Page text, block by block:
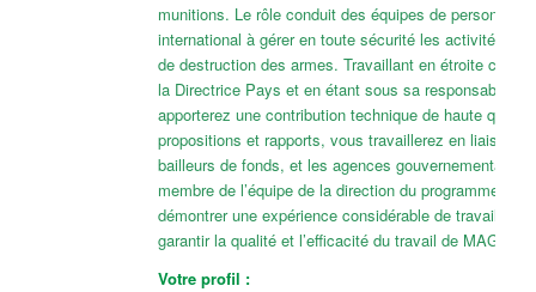
munitions. Le rôle conduit des équipes de personnel
international à gérer en toute sécurité les activités de
de destruction des armes. Travaillant en étroite
la Directrice Pays et en étant sous sa responsabilité,
apporterez une contribution technique de haute
propositions et rapports, vous travaillerez en liaison
bailleurs de fonds, et les agences gouvernementales.
membre de l’équipe de la direction du programme,
démontrer une expérience considérable de travail
garantir la qualité et l’efficacité du travail de MAG.
Votre profil :